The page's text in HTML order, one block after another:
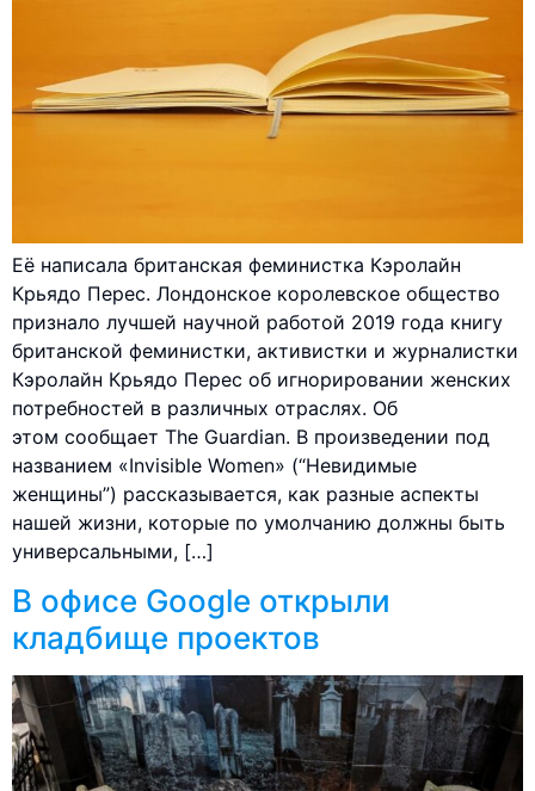
Её написала британская феминистка Кэролайн
Крьядо Перес. Лондонское королевское общество
признало лучшей научной работой 2019 года книгу
британской феминистки, активистки и журналистки
Кэролайн Крьядо Перес об игнорировании женских
потребностей в различных отраслях. Об
этом сообщает The Guardian. В произведении под
названием «Invisible Women» (“Невидимые
женщины”) рассказывается, как разные аспекты
нашей жизни, которые по умолчанию должны быть
универсальными, […]
В офисе Google открыли
кладбище проектов